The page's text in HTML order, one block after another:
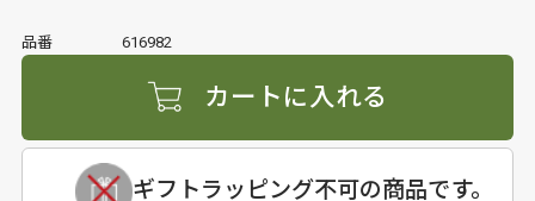
品番 616982
カートに入れる
ギフトラッピング不可の商品です。